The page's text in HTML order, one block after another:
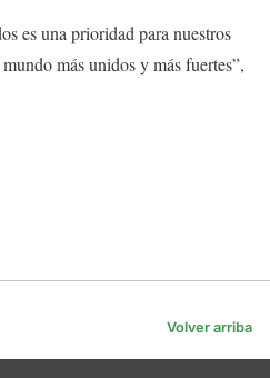
es una prioridad para nuestros
más unidos y más fuertes”,
Volver arriba